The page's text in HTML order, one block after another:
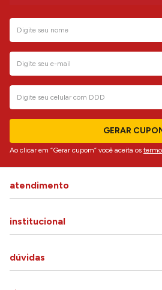
GERAR
Ao clicar em “Gerar cupom” você aceita os
atendimento
institucional
dúvidas